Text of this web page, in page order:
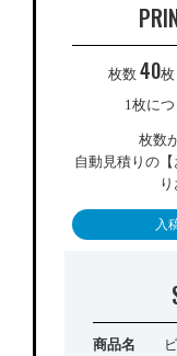
枚数 40枚
1枚につ
枚数
自動見積りの
入
商品名